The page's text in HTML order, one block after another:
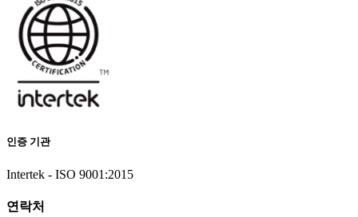
인증 기관
Intertek - ISO 9001:2015
연락처